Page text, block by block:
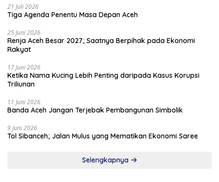
21 Juli 2026
Tiga Agenda Penentu Masa Depan Aceh
25 Juni 2026
Renja Aceh Besar 2027; Saatnya Berpihak pada Ekonomi
Rakyat
17 Juni 2026
Ketika Nama Kucing Lebih Penting daripada Kasus Korupsi
Triliunan
11 Juni 2026
Banda Aceh Jangan Terjebak Pembangunan Simbolik
9 Juni 2026
Tol Sibanceh; Jalan Mulus yang Mematikan Ekonomi Saree
Selengkapnya